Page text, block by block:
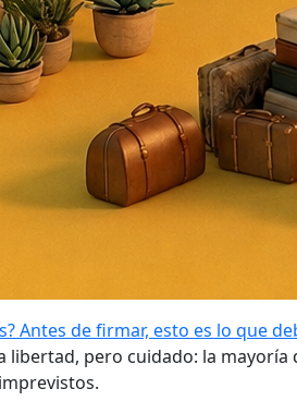
Antes de firmar, esto es lo que
pero cuidado: la